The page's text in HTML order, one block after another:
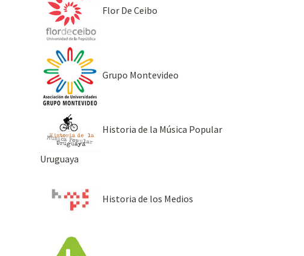
Flor De Ceibo
Grupo Montevideo
Historia de la Música Popular
Uruguaya
Historia de los Medios